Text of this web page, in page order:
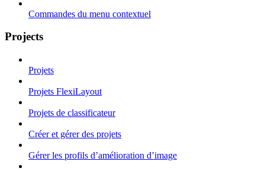
Commandes du menu contextuel
Projects
Projets
Projets FlexiLayout
Projets de classificateur
Créer et gérer des projets
Gérer les profils d’amélioration d’image